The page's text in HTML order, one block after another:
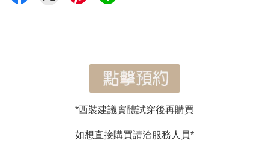
*西裝建議實體試穿後再購買
如想直接購買請洽服務人員*